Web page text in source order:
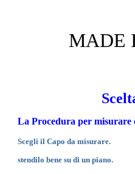
MADE
La Procedura per misurare
Scegli il Capo da misurare.
stendilo bene su di un piano.